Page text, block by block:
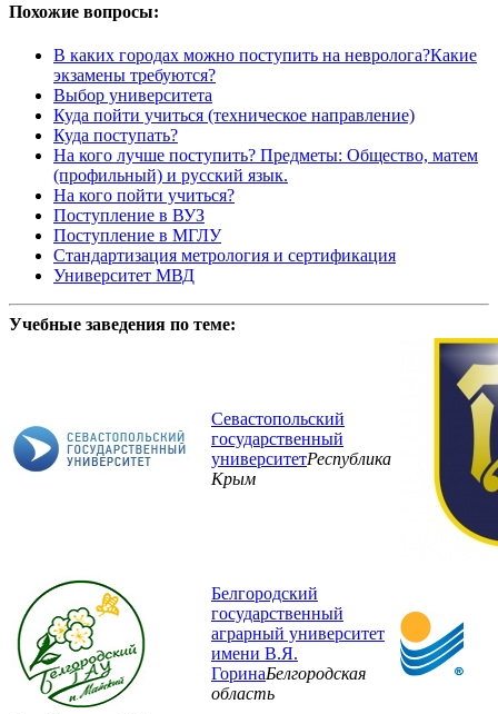
Похожие вопросы:
В каких городах можно поступить на невролога?Какие
экзамены требуются?
Выбор университета
Куда пойти учиться (техническое направление)
Куда поступать?
На кого лучше поступить? Предметы: Общество, матем
(профильный) и русский язык.
На кого пойти учиться?
Поступление в ВУЗ
Поступление в МГЛУ
Стандартизация метрология и сертификация
Университет МВД
Учебные заведения по теме:
Севастопольский
государственный
университетРеспублика
Крым
Белгородский
государственный
аграрный университет
имени В.Я.
ГоринаБелгородская
область